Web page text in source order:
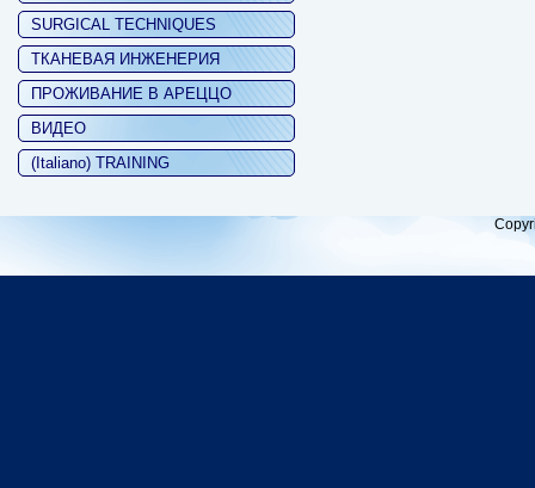
SURGICAL TECHNIQUES
ТКАНЕВАЯ ИНЖЕНЕРИЯ
ПРОЖИВАНИЕ В АРЕЦЦО
ВИДЕО
(Italiano) TRAINING